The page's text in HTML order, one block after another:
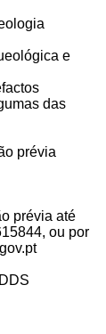
e
das
prévia
prévia até
ou por